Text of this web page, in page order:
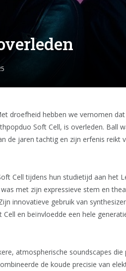
droefheid hebben we vernomen
Soft Cell, is overleden. Ball
de jaren tachtig en zijn erfenis reikt
Cell tijdens hun studietijd aan het
met zijn expressieve stem en
innovatieve gebruik van
en beïnvloedde een hele
atmospherische soundscapes die
de koude precisie van